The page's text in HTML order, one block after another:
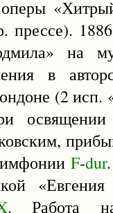
прессе).
на
в
(2
освящении
F-dur
. Работа